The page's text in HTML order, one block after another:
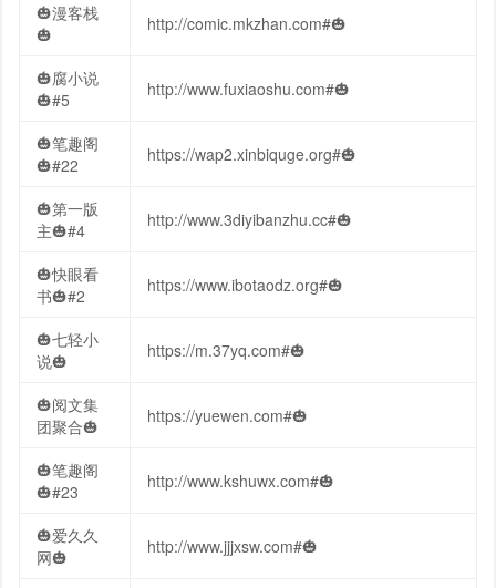
🎃漫客栈
🎃
http://comic.mkzhan.com#🎃
🎃腐小说
🎃#5
http://www.fuxiaoshu.com#🎃
🎃笔趣阁
🎃#22
https://wap2.xinbiquge.org#🎃
🎃第一版
主🎃#4
http://www.3diyibanzhu.cc#🎃
🎃快眼看
书🎃#2
https://www.ibotaodz.org#🎃
🎃七轻小
说🎃
https://m.37yq.com#🎃
🎃阅文集
团聚合🎃
https://yuewen.com#🎃
🎃笔趣阁
🎃#23
http://www.kshuwx.com#🎃
🎃爱久久
网🎃
http://www.jjjxsw.com#🎃